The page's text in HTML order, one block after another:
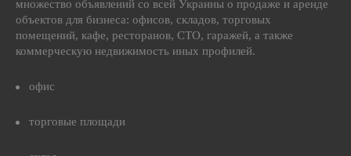
множество объявлений со всей Украины о продаже и аренде
объектов для бизнеса: офисов, складов, торговых
помещений, кафе, ресторанов, СТО, гаражей, а также
коммерческую недвижимость иных профилей.
офис
торговые площади